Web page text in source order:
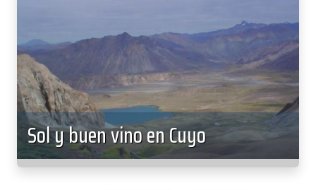
Sol y buen vino en Cuyo